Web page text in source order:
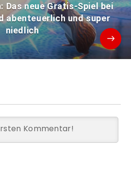
Das neue Gratis-Spiel bei
abenteuerlich und super
niedlich